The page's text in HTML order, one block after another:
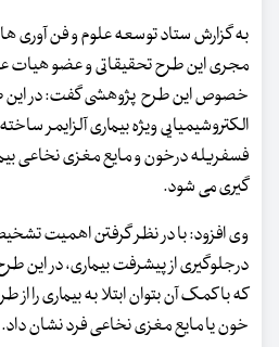
به گزارش ستاد توسعه علوم و فن آوری
مجری این طرح تحقیقاتی و عضو هیات
خصوص این طرح پژوهشی گفت: در این
الکتروشیمیایی ویژه بیماری آلزایمر
فسفریله درخون و مایع مغزی نخاعی
گیری می ‌شود.
وی افزود: با در نظر گرفتن اهمیت
درجلوگیری از پیشرفت بیماری، در این
که با کمک آن بتوان ابتلا به بیماری را
خون یا مایع مغزی نخاعی فرد نشان داد.